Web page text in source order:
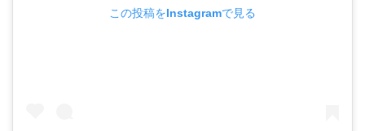
この投稿をInstagramで見る